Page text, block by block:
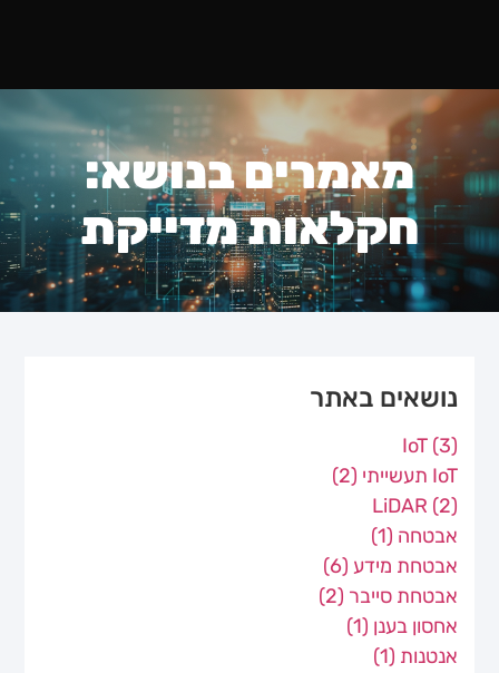
מאמרים בנושא:
חקלאות מדייקת
נושאים באתר
IoT(3)
IoT תעשייתי
(2)
LiDAR (2)
אבטחה (1)
אבטחת מידע (6)
אבטחת סייבר (2)
אחסון בענן (1)
אנטנות (1)